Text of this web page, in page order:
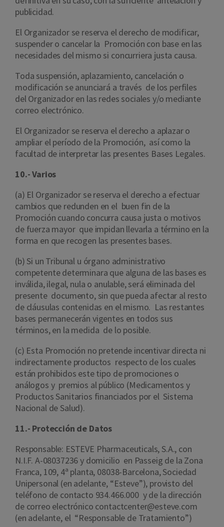
publicidad.
El Organizador se reserva el derecho de modificar,
suspender o cancelar la Promoción con base en las
necesidades del mismo si concurriera justa causa.
Toda suspensión, aplazamiento, cancelación o
modificación se anunciará a través de los perfiles
del Organizador en las redes sociales y/o mediante
correo electrónico.
El Organizador se reserva el derecho a aplazar o
ampliar el período de la Promoción, así como la
facultad de interpretar las presentes Bases Legales.
10.- Varios
(a) El Organizador se reserva el derecho a efectuar
cambios que redunden en el buen fin de la
Promoción cuando concurra causa justa o motivos
de fuerza mayor que impidan llevarla a término en la
forma en que recogen las presentes bases.
(b) Si un Tribunal u órgano administrativo
competente determinara que alguna de las bases es
inválida, ilegal, nula o anulable, será eliminada del
presente documento, sin que pueda afectar al resto
de cláusulas contenidas en el mismo. Las restantes
bases permanecerán vigentes en todos sus
términos, en la medida de lo posible.
(c) Esta Promoción no pretende incentivar directa ni
indirectamente productos respecto de los cuales
están prohibidos este tipo de promociones o
análogos y premios al público (Medicamentos y
Productos Sanitarios financiados por el Sistema
Nacional de Salud).
11.- Protección de Datos
Responsable: ESTEVE Pharmaceuticals, S.A., con
N.I.F. A-08037236 y domicilio en Passeig de la Zona
Franca, 109, 4ª planta, 08038-Barcelona, Sociedad
Unipersonal (en adelante, “Esteve”), provisto del
teléfono de contacto 934.466.000 y de la dirección
de correo electrónico contactcenter@esteve.com
(en adelante, el “Responsable de Tratamiento”)